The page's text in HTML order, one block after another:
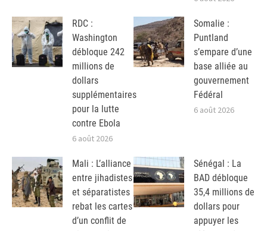
RDC :
Washington
débloque 242
millions de
dollars
supplémentaires
pour la lutte
contre Ebola
6 août 2026
Somalie :
Puntland
s’empare d’une
base alliée au
gouvernement
Fédéral
6 août 2026
Mali : L’alliance
entre jihadistes
et séparatistes
rebat les cartes
d’un conflit de
Sénégal : La
BAD débloque
35,4 millions de
dollars pour
appuyer les